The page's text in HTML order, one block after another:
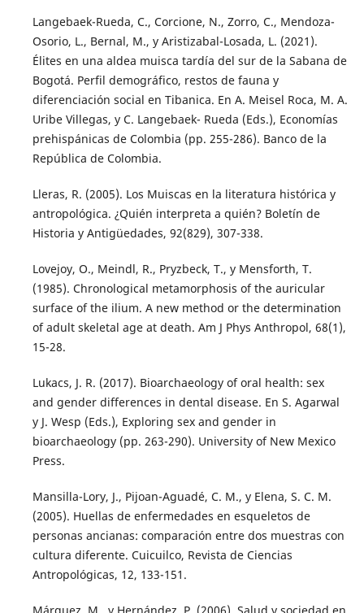
Langebaek-Rueda, C., Corcione, N., Zorro, C., Mendoza-
Osorio, L., Bernal, M., y Aristizabal-Losada, L. (2021).
Élites en una aldea muisca tardía del sur de la Sabana de
Bogotá. Perfil demográfico, restos de fauna y
diferenciación social en Tibanica. En A. Meisel Roca, M. A.
Uribe Villegas, y C. Langebaek- Rueda (Eds.), Economías
prehispánicas de Colombia (pp. 255-286). Banco de la
República de Colombia.
Lleras, R. (2005). Los Muiscas en la literatura histórica y
antropológica. ¿Quién interpreta a quién? Boletín de
Historia y Antigüedades, 92(829), 307-338.
Lovejoy, O., Meindl, R., Pryzbeck, T., y Mensforth, T.
(1985). Chronological metamorphosis of the auricular
surface of the ilium. A new method or the determination
of adult skeletal age at death. Am J Phys Anthropol, 68(1),
15-28.
Lukacs, J. R. (2017). Bioarchaeology of oral health: sex
and gender differences in dental disease. En S. Agarwal
y J. Wesp (Eds.), Exploring sex and gender in
bioarchaeology (pp. 263-290). University of New Mexico
Press.
Mansilla-Lory, J., Pijoan-Aguadé, C. M., y Elena, S. C. M.
(2005). Huellas de enfermedades en esqueletos de
personas ancianas: comparación entre dos muestras con
cultura diferente. Cuicuilco, Revista de Ciencias
Antropológicas, 12, 133-151.